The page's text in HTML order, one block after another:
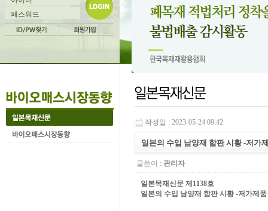
작성일 : 2023-05-24 09:42
일본의 수입 남양재 합판 시황 -저가
글쓴이 : 관리자
일본목재신문 제1138호
일본의 수입 남양재 합판 시황 -저가제